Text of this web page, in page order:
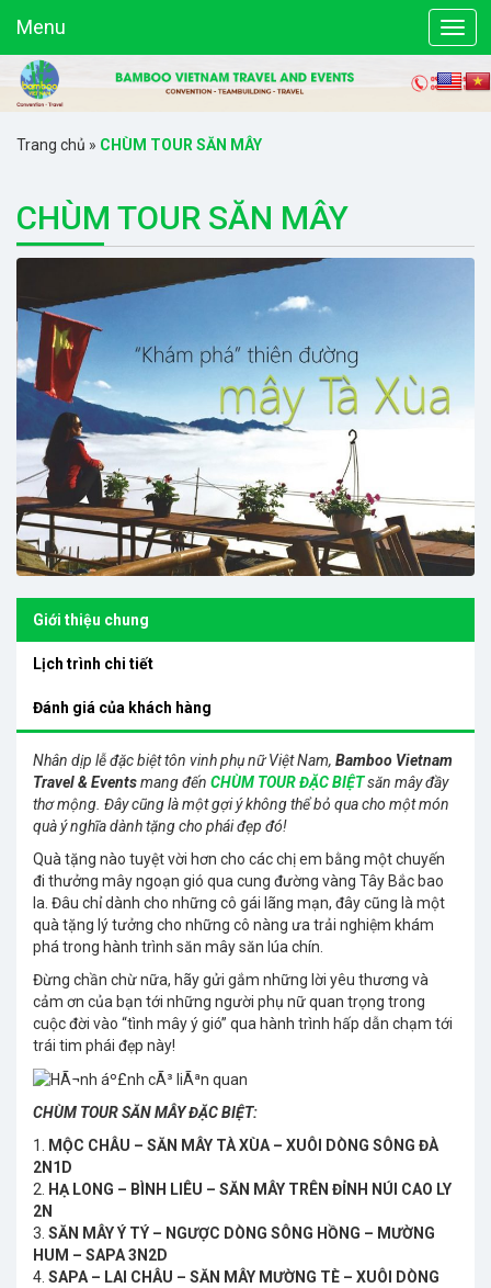
Menu
Trang chủ » CHÙM TOUR SĂN MÂY
CHÙM TOUR SĂN MÂY
Giới thiệu chung
Lịch trình chi tiết
Đánh giá của khách hàng
Nhân dịp lễ đặc biệt tôn vinh phụ nữ Việt Nam, Bamboo Vietnam
Travel & Eventsmang đến CHÙM TOUR ĐẶC BIỆTsăn mây đầy
thơ mộng. Đây cũng là một gợi ý không thể bỏ qua cho một món
quà ý nghĩa dành tặng cho phái đẹp đó!
Quà tặng nào tuyệt vời hơn cho các chị em bằng một chuyến
đi thưởng mây ngoạn gió qua cung đường vàng Tây Bắc bao
la. Đâu chỉ dành cho những cô gái lãng mạn, đây cũng là một
quà tặng lý tưởng cho những cô nàng ưa trải nghiệm khám
phá trong hành trình săn mây săn lúa chín.
Đừng chần chừ nữa, hãy gửi gắm những lời yêu thương và
cảm ơn của bạn tới những người phụ nữ quan trọng trong
cuộc đời vào “tình mây ý gió” qua hành trình hấp dẫn chạm tới
trái tim phái đẹp này!
CHÙM TOUR SĂN MÂY ĐẶC BIỆT:
1. MỘC CHÂU – SĂN MÂY TÀ XÙA – XUÔI DÒNG SÔNG ĐÀ
2N1D
2. HẠ LONG – BÌNH LIÊU – SĂN MÂY TRÊN ĐỈNH NÚI CAO LY
2N
3. SĂN MÂY Ý TÝ – NGƯỢC DÒNG SÔNG HỒNG – MƯỜNG
HUM – SAPA 3N2D
4. SAPA – LAI CHÂU – SĂN MÂY MƯỜNG TÈ – XUÔI DÒNG